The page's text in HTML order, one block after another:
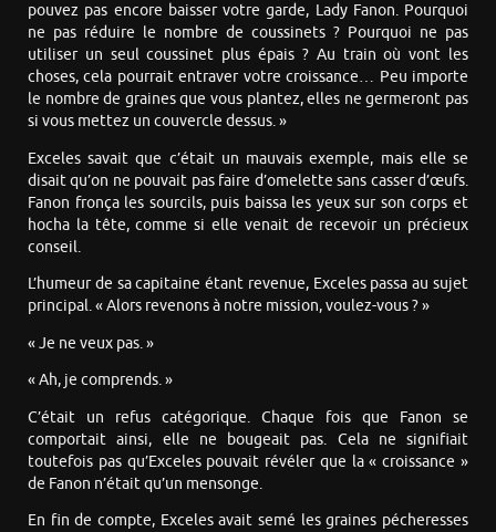
pouvez pas encore baisser votre garde, Lady Fanon. Pourquoi
ne pas réduire le nombre de coussinets ? Pourquoi ne pas
utiliser un seul coussinet plus épais ? Au train où vont les
choses, cela pourrait entraver votre croissance… Peu importe
le nombre de graines que vous plantez, elles ne germeront pas
si vous mettez un couvercle dessus. »
Exceles savait que c’était un mauvais exemple, mais elle se
disait qu’on ne pouvait pas faire d’omelette sans casser d’œufs.
Fanon fronça les sourcils, puis baissa les yeux sur son corps et
hocha la tête, comme si elle venait de recevoir un précieux
conseil.
L’humeur de sa capitaine étant revenue, Exceles passa au sujet
principal. « Alors revenons à notre mission, voulez-vous ? »
« Je ne veux pas. »
« Ah, je comprends. »
C’était un refus catégorique. Chaque fois que Fanon se
comportait ainsi, elle ne bougeait pas. Cela ne signifiait
toutefois pas qu’Exceles pouvait révéler que la « croissance »
de Fanon n’était qu’un mensonge.
En fin de compte, Exceles avait semé les graines pécheresses